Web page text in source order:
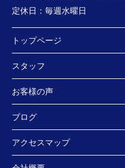
定休日： 毎週水曜日
トップページ
スタッフ
お客様の声
ブログ
アクセスマップ